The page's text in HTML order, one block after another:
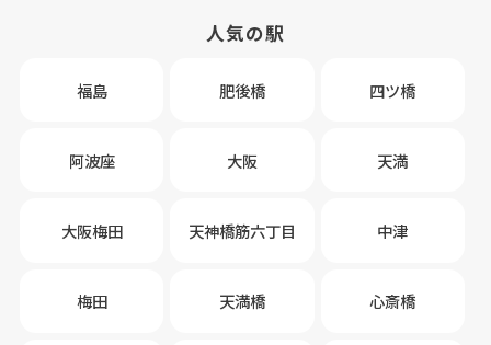
人気の駅
福島 肥後橋 四ツ橋
阿波座 大阪 天満
大阪梅田 天神橋筋六丁目 中津
梅田 天満橋 心斎橋